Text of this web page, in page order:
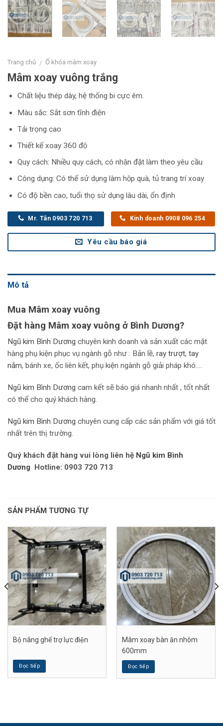
Trang chủ / Ổ khóa mâm xoay
Mâm xoay vuông trắng
Chất liệu thép dày, hệ thống bi cực êm.
Màu sắc: Sắt sơn tĩnh điện
Tải trọng cao
Thiết kế xoay 360 độ
Quy cách: Nhiều quy cách, có nhận đặt làm theo yêu cầu
Công dụng: Có thể sử dụng làm hộp quà, tủ trang trí xoay
Có độ bền cao, tuổi thọ sử dụng lâu dài, ổn định
Mr. Tân 0903 720 713 Kinh doanh 0908 096 254
Yêu cầu báo giá
Mô tả
Mua Mâm xoay vuông
Đặt hàng Mâm xoay vuông ở Bình Dương?
Ngũ kim Bình Dương chuyên kinh doanh và sản xuất các mặt
hàng phụ kiện phục vụ ngành gỗ như : Bản lề, ray trượt, tay
nắm, bánh xe, ốc liên kết, phụ kiện ngành gỗ giải pháp khó….
Ngũ kim Bình Dương cam kết sẽ báo giá nhanh nhất , tốt nhất
có thể cho quý khách hàng.
Ngũ kim Bình Dương chuyên cung cấp các sản phẩm với giá tốt
nhất trên thị trường.
Quý khách đặt hàng vui lòng liên hệ Ngũ kim Bình
Dương
Hotline: 0903 720 713
SẢN PHẨM TƯƠNG TỰ
Bộ nâng ghế trợ lực điện
Đọc tiếp
Mâm xoay bàn ăn nhôm
600mm
Đọc tiếp